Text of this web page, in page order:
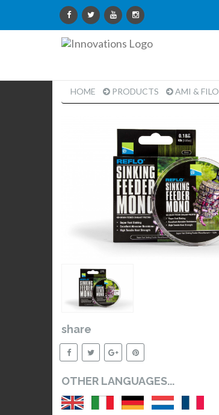
Innovations
HOME PRODUCTS AMI & FILO
share
OTHER LANGUAGES...